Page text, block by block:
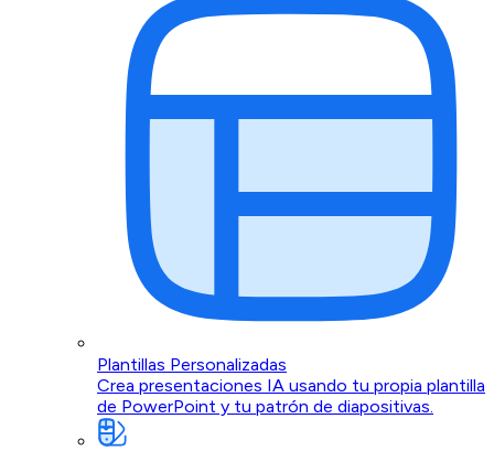
Plantillas Personalizadas
Crea presentaciones IA usando tu propia plantilla
de PowerPoint y tu patrón de diapositivas.